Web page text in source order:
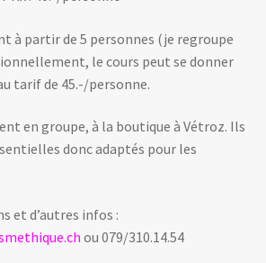
à partir de 5 personnes (je regroupe
le cours peut se donner
tarif de 45.-/personne.
en groupe, à la boutique à Vétroz. Ils
donc adaptés pour les
et d’autres infos :
ou 079/310.14.54